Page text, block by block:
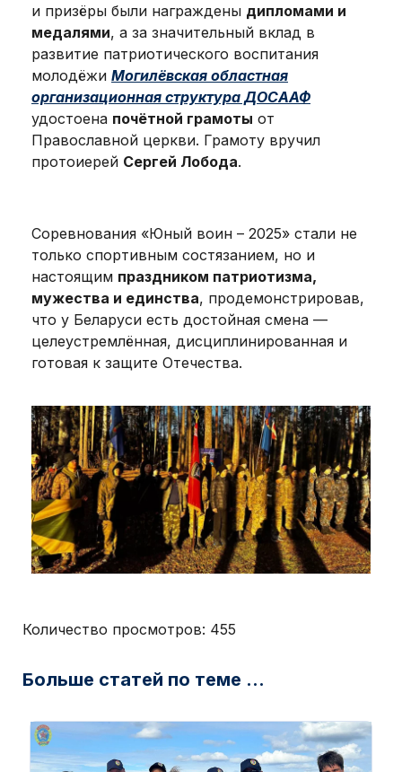
и призёры были награждены дипломами и
медалями, а за значительный вклад в
развитие патриотического воспитания
молодёжи Могилёвская областная
организационная структура ДОСААФ
удостоена почётной грамоты от
Православной церкви. Грамоту вручил
протоиерей Сергей Лобода.
Соревнования «Юный воин – 2025» стали не
только спортивным состязанием, но и
настоящим праздником патриотизма,
мужества и единства, продемонстрировав,
что у Беларуси есть достойная смена —
целеустремлённая, дисциплинированная и
готовая к защите Отечества.
Количество просмотров: 455
Больше статей по теме ...